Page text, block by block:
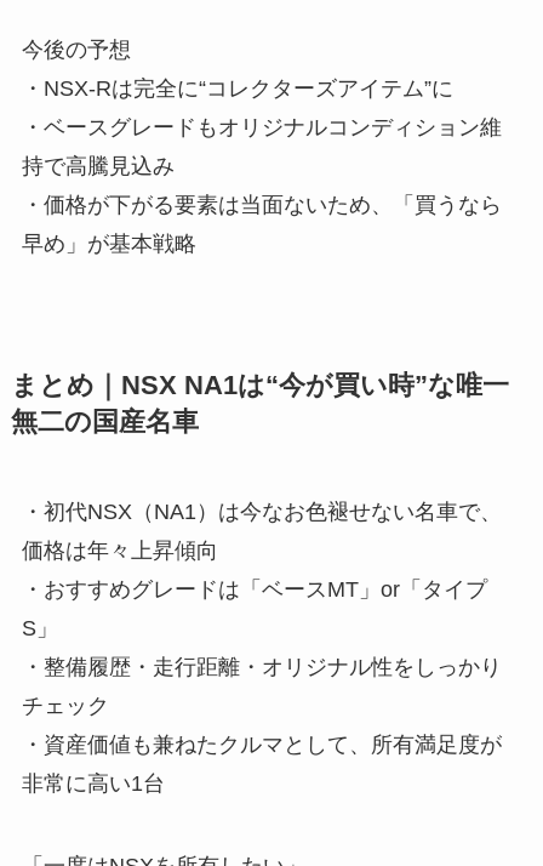
今後の予想
・NSX-Rは完全に“コレクターズアイテム”に
・ベースグレードもオリジナルコンディション維
持で高騰見込み
・価格が下がる要素は当面ないため、「買うなら
早め」が基本戦略
まとめ｜NSX NA1は“今が買い時”な唯一
無二の国産名車
・初代NSX（NA1）は今なお色褪せない名車で、
価格は年々上昇傾向
・おすすめグレードは「ベースMT」or「タイプ
S」
・整備履歴・走行距離・オリジナル性をしっかり
チェック
・資産価値も兼ねたクルマとして、所有満足度が
非常に高い1台